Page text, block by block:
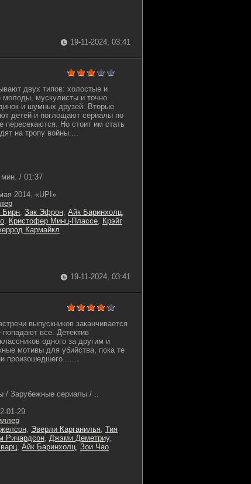
19-11-2024, 03:41
двух типов: холостые и
молоды, мускулисты и точно
и шумных друзей. Вторые
детей и поглощают сериалы по
пересекаются. Но стоит им стать
на тропу войны....
мин. / 01:37
2014, «UPI»
Бирн, Зак Эфрон, Айк Баринхолц,
, Кристофер Минц-Плассе, Крэйг
Кармайкл
19-11-2024, 03:41
выпускников заканчивается
все. Детектив
одного за другим и
мотивы для убийства, пока те
произошедшего.......
/ Зарубежные сериалы / ..
01-29
, Эверли Карганилья, Тия
Ричардсон, Джэми Деметриу,
, Айк Баринхолц, Зои Чао